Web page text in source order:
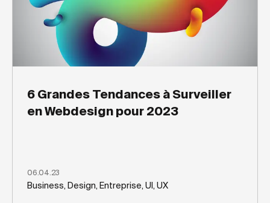
6 Grandes Tendances à Surveiller
en Webdesign pour 2023
06.04.23
Business, Design, Entreprise, UI, UX